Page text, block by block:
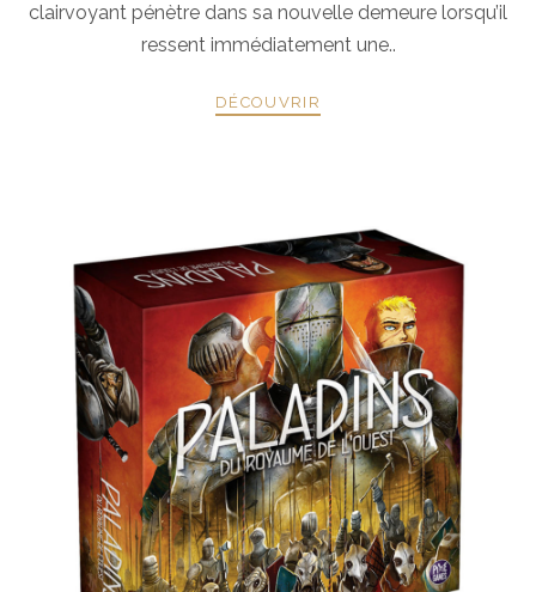
clairvoyant pénètre dans sa nouvelle demeure lorsqu’il
ressent immédiatement une..
DÉCOUVRIR